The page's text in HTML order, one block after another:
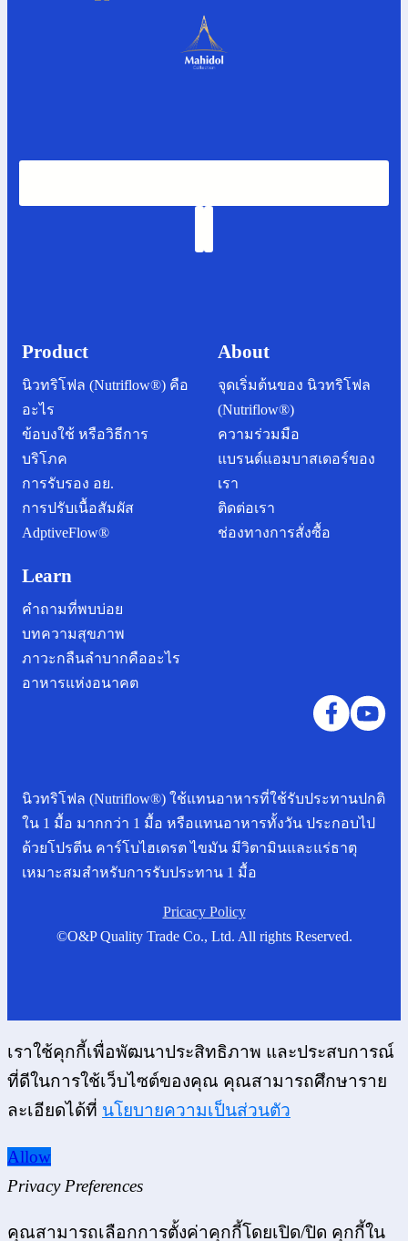
ข้อบงใช้ หรือวิธีการ
การรับรอง อย.
การปรับเนื้อสัมผัส
AdptiveFlow®
ความร่วมมือ
เรา
ติดต่อเรา
ช่องทางการสั่งซื้อ
Learn
คำถามที่พบบ่อย
บทความสุขภาพ
ภาวะกลืนลำบากคืออะไร
นิวทริโฟล (Nutriflow®) ใช้แทนอาหารที่ใช้รับประทานปกติ
ใน 1 มื้อ มากกว่า 1 มื้อ หรือแทนอาหารทั้งวัน ประกอบไป
Pricacy Policy
©O&P Quality Trade Co., Ltd. All rights Reserved.
ละเอียดได้ที่นโยบายความเป็นส่วนตัว
Allow
Privacy Preferences
แต่ละประเภทได้ตามความต้องการ ยกเว้น คุกกี้ที่
จำเป็น